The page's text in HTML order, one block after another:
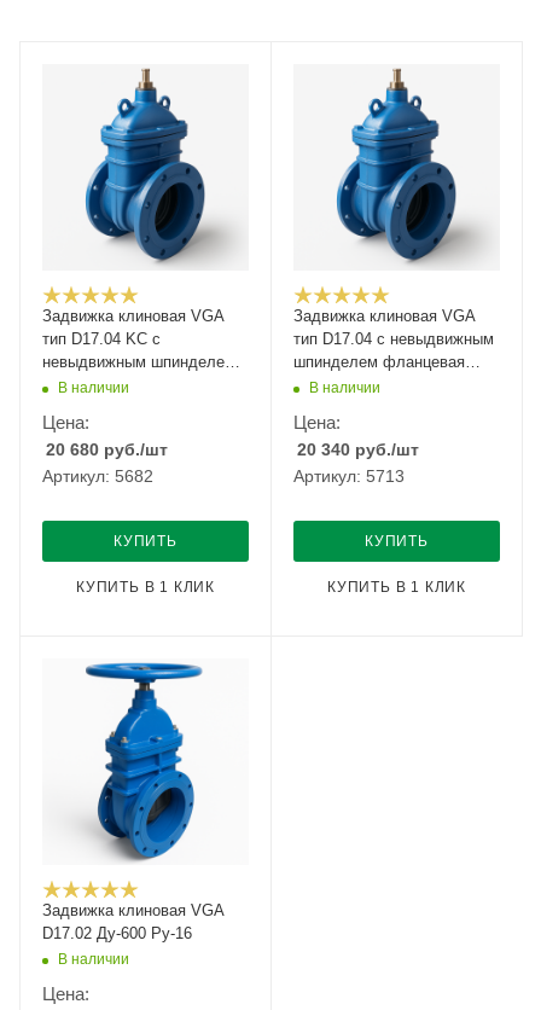
Задвижка клиновая VGA
тип D17.04 KC с
невыдвижным шпинделем
фланцевая Ду-250 Ру-10
В наличии
Цена:
20 680 руб./шт
Артикул: 5682
КУПИТЬ
КУПИТЬ В 1 КЛИК
Задвижка клиновая VGA
тип D17.04 с невыдвижным
шпинделем фланцевая
Ду-250 Ру-25
В наличии
Цена:
20 340 руб./шт
Артикул: 5713
КУПИТЬ
КУПИТЬ В 1 КЛИК
Задвижка клиновая VGA
D17.02 Ду-600 Ру-16
В наличии
Цена: